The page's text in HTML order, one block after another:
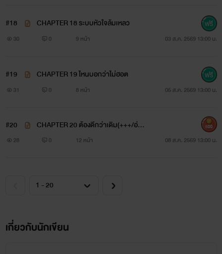
#18 CHAPTER 18 ระบบหัวใจล้มเหลว
30 0 9 หน้า 03 ส.ค. 2569 13:00 น.
#19 CHAPTER 19 ไหนบอกว่าไม่ฮอต
31 0 8 หน้า 05 ส.ค. 2569 13:00 น.
#20
CHAPTER 20 ต้องดีกว่าเดิม(+++/อ่าน
ฟรีวันเดียว)
28 0 12 หน้า 08 ส.ค. 2569 13:00 น.
500
เกี่ยวกับนักเขียน